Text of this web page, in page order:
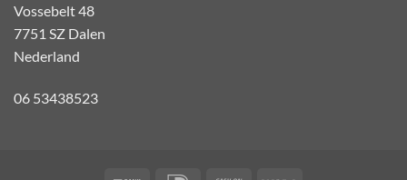
Vossebelt 48
7751 SZ Dalen
Nederland
06 53438523